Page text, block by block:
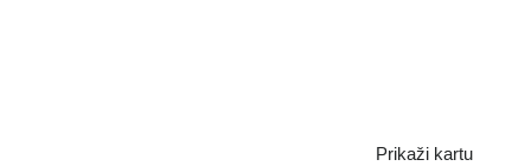
Prikaži kartu